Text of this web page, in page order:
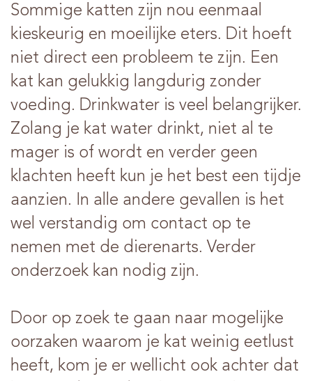
Sommige katten zijn nou eenmaal
kieskeurig en moeilijke eters. Dit hoeft
niet direct een probleem te zijn. Een
kat kan gelukkig langdurig zonder
voeding. Drinkwater is veel belangrijker.
Zolang je kat water drinkt, niet al te
mager is of wordt en verder geen
klachten heeft kun je het best een tijdje
aanzien. In alle andere gevallen is het
wel verstandig om contact op te
nemen met de dierenarts. Verder
onderzoek kan nodig zijn.
Door op zoek te gaan naar mogelijke
oorzaken waarom je kat weinig eetlust
heeft, kom je er wellicht ook achter dat